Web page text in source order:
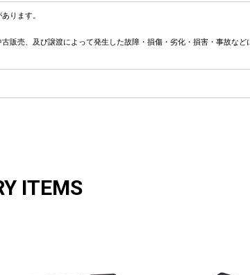
ります。
販売、及び譲渡によって発生した故障・損傷・劣化・損害・事故など
ITEMS